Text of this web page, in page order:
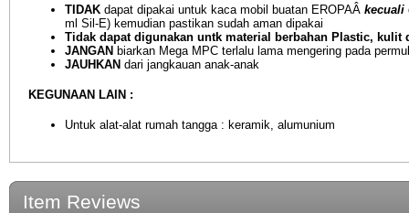
TIDAK dapat dipakai untuk kaca mobil buatan EROPAÂ kecuali
ml Sil-E) kemudian pastikan sudah aman dipakai
Tidak dapat digunakan untk material berbahan Plastic, kulit
JANGAN biarkan Mega MPC terlalu lama mengering pada
JAUHKAN dari jangkauan anak-anak
KEGUNAAN LAIN :
Untuk alat-alat rumah tangga : keramik, alumunium
Item Reviews